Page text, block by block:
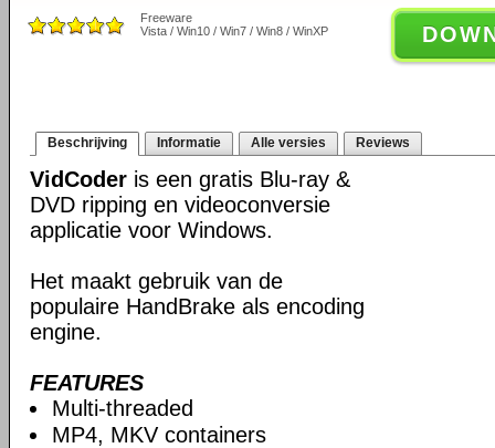
Freeware
Vista / Win10 / Win7 / Win8 / WinXP
Beschrijving Informatie Alle versies Reviews
VidCoder is een gratis Blu-ray &
DVD ripping en videoconversie
applicatie voor Windows.
Het maakt gebruik van de
populaire HandBrake als encoding
engine.
FEATURES
Multi-threaded
MP4, MKV containers